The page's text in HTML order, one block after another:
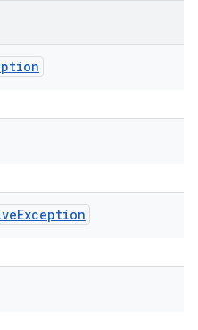
Exception